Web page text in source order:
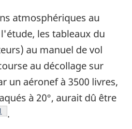
atmosphériques au
les tableaux du
au manuel de vol
au décollage sur
un aéronef à 3500 livres,
à 20°, aurait dû être
de bas de page
.